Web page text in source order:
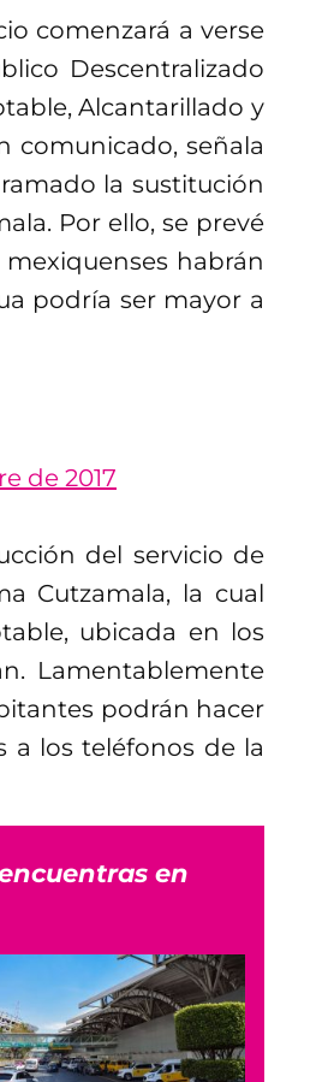
comenzará a verse
Descentralizado
Alcantarillado y
comunicado, señala
la sustitución
Por ello, se prevé
habrán
podría ser mayor a
de 2017
del servicio de
Cutzamala, la cual
ubicada en los
Lamentablemente
podrán hacer
a los teléfonos de la
en